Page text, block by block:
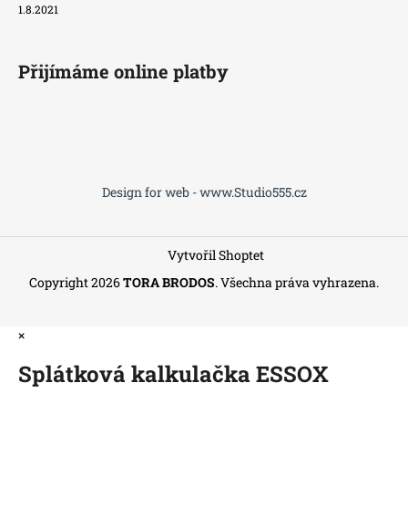
1.8.2021
Přijímáme online platby
Design for web - www.Studio555.cz
Vytvořil Shoptet
Copyright 2026TORA BRODOS. Všechna práva vyhrazena.
×
Splátková kalkulačka ESSOX